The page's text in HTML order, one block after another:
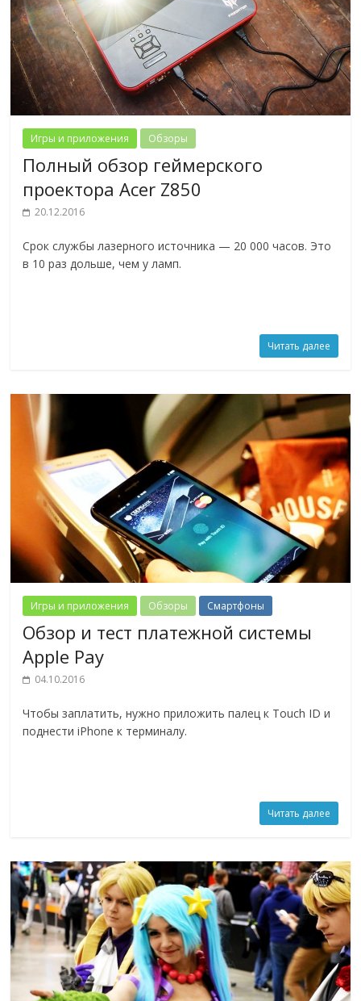
Игры и приложения Обзоры
Полный обзор геймерского
проектора Acer Z850
20.12.2016
Срок службы лазерного источника — 20 000 часов. Это
в 10 раз дольше, чем у ламп.
Читать далее
Игры и приложения Обзоры Смартфоны
Обзор и тест платежной системы
Apple Pay
04.10.2016
Чтобы заплатить, нужно приложить палец к Touch ID и
поднести iPhone к терминалу.
Читать далее